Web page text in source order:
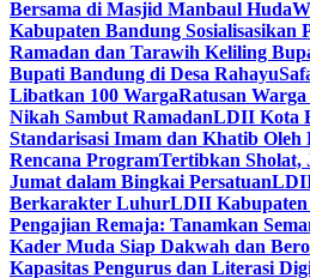
Bersama di Masjid Manbaul Huda
Kabupaten Bandung Sosialisasikan
Ramadan dan Tarawih Keliling
Bupati Bandung di Desa Rahayu
Libatkan 100 WargaRatusan
Nikah Sambut RamadanLDII Kota
Standarisasi Imam dan Khatib Oleh
Rencana ProgramTertibkan Sholat,
Jumat dalam Bingkai Persatuan
Berkarakter LuhurLDII Kabupaten
Pengajian Remaja: Tanamkan
Kader Muda Siap Dakwah dan
Kapasitas Pengurus dan Literasi